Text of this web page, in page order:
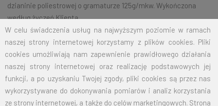
W celu świadczenia usług na najwyższym poziomie w ramach
naszej strony internetowej korzystamy z plików cookies. Pliki
cookies umożliwiają nam zapewnienie prawidłowego działania
naszej strony internetowej oraz realizację podstawowych jej
funkcji, a po uzyskaniu Twojej zgody, pliki cookies są przez nas
wykorzystywane do dokonywania pomiarów i analiz korzystania
ze strony internetowej, a także do celów marketingowych. Strona
dzianinie poliestrowej o gramaturze 125g/mkw. Wykończona
według życzeń Klienta.
Na życzenie klienta jesteśmy w stanie wykonać dowolny rozmiar
flagi. Przy zamówieniu większej ilości cena zostanie wyliczona
indywidualnie.
ROZMIAR CENA NETTO CENA BRUTTO